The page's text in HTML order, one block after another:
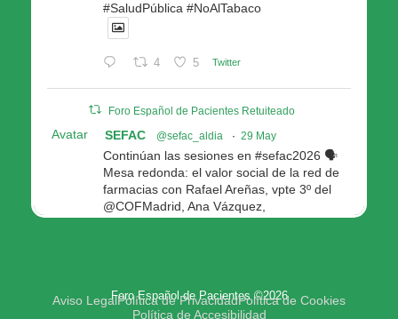
#SaludPública #NoAlTabaco
4 5 Twitter
Foro Español de Pacientes Retuiteado
Avatar SEFAC @sefac_aldia · 29 May
Continúan las sesiones en #sefac2026 🗣️
Mesa redonda: el valor social de la red de
farmacias con Rafael Areñas, vpte 3º del
@COFMadrid, Ana Vázquez,
4 4 Twitter
Foro Español de Pacientes ©2026
Aviso LegalPolítica de PrivacidadPolítica de Cookies
Política de Accesibilidad